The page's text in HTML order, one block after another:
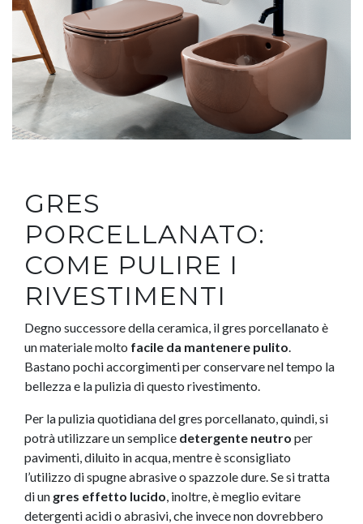
GRES
PORCELLANATO:
COME PULIRE I
RIVESTIMENTI
Degno successore della ceramica, il gres porcellanato è
un materiale molto facile da mantenere pulito.
Bastano pochi accorgimenti per conservare nel tempo la
bellezza e la pulizia di questo rivestimento.
Per la pulizia quotidiana del gres porcellanato, quindi, si
potrà utilizzare un semplice detergente neutro per
pavimenti, diluito in acqua, mentre è sconsigliato
l’utilizzo di spugne abrasive o spazzole dure. Se si tratta
di un gres effetto lucido, inoltre, è meglio evitare
detergenti acidi o abrasivi, che invece non dovrebbero